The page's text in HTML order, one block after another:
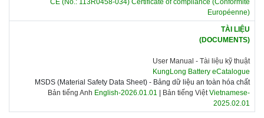
CE (No.: 113R0458-034) Certificate of compliance (Conformité
Européenne)
TÀI LIỆU
(DOCUMENTS)
User Manual - Tài liệu kỹ thuật
KungLong Battery eCatalogue
MSDS (Material Safety Data Sheet) - Bảng dữ liệu an toàn hóa chất
Bản tiếng Anh English-2026.01.01 Bản tiếng ViệtVietnamese-
2025.02.01